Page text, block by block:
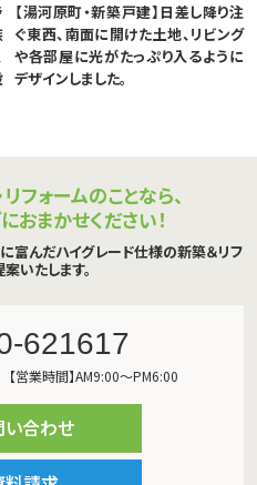
【湯河原町・新築戸建】日差し降り注
ぐ東西、南面に開けた土地、リビング
や各部屋に光がたっぷり入るように
デザインしました。
フォームのことなら、
おまかせください！
富んだハイグレード仕様の新築＆リフ
いたします。
621617
【営業時間】AM9:00～PM6:00
い合わせ